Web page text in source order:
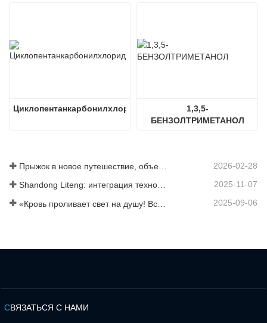
Циклопентанкарбонилхлорид
1,3,5-
БЕНЗОЛТРИМЕТАНОЛ
2026-02-28
Shandong Liteng: интеграция технологических услуг, индивидуальный синтез и масштабное производство для расширения глобальной торговой сети в сфере химической продукции 2025-11-07
2025-09-06
СВЯЗАТЬСЯ С НАМИ